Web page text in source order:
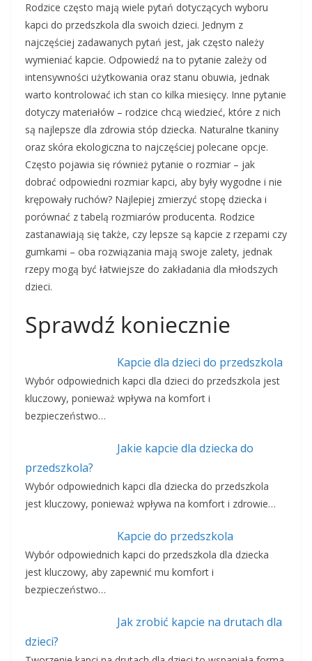
Rodzice często mają wiele pytań dotyczących wyboru
kapci do przedszkola dla swoich dzieci. Jednym z
najczęściej zadawanych pytań jest, jak często należy
wymieniać kapcie. Odpowiedź na to pytanie zależy od
intensywności użytkowania oraz stanu obuwia, jednak
warto kontrolować ich stan co kilka miesięcy. Inne pytanie
dotyczy materiałów – rodzice chcą wiedzieć, które z nich
są najlepsze dla zdrowia stóp dziecka. Naturalne tkaniny
oraz skóra ekologiczna to najczęściej polecane opcje.
Często pojawia się również pytanie o rozmiar – jak
dobrać odpowiedni rozmiar kapci, aby były wygodne i nie
krępowały ruchów? Najlepiej zmierzyć stopę dziecka i
porównać z tabelą rozmiarów producenta. Rodzice
zastanawiają się także, czy lepsze są kapcie z rzepami czy
gumkami – oba rozwiązania mają swoje zalety, jednak
rzepy mogą być łatwiejsze do zakładania dla młodszych
dzieci.
Sprawdź koniecznie
Kapcie dla dzieci do przedszkola
Wybór odpowiednich kapci dla dzieci do przedszkola jest
kluczowy, ponieważ wpływa na komfort i
bezpieczeństwo…
Jakie kapcie dla dziecka do
przedszkola?
Wybór odpowiednich kapci dla dziecka do przedszkola
jest kluczowy, ponieważ wpływa na komfort i zdrowie…
Kapcie do przedszkola
Wybór odpowiednich kapci do przedszkola dla dziecka
jest kluczowy, aby zapewnić mu komfort i
bezpieczeństwo…
Jak zrobić kapcie na drutach dla
dzieci?